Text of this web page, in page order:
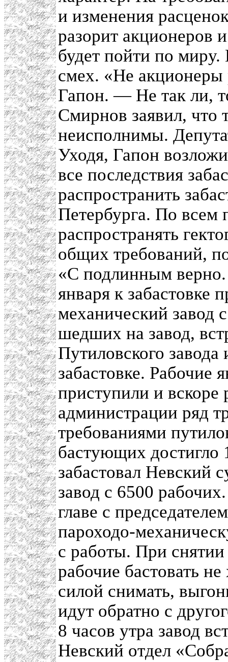
и изменения
разорит акционеров
будет пойти по
смех. «Не
Гапон. — Не так ли,
Смирнов заявил, что
неисполнимы.
Уходя, Гапон
все последствия
распространить
Петербурга. По всем
распространять
общих требований,
«С подлинным
января к забастовке
механический завод
шедших на завод,
Путиловского
забастовке. Рабочие
приступили и
администрации ряд
требованиями
бастующих достигло
забастовал Невский
завод с 6500
главе с
пароходо-
с работы. При
рабочие бастовать
силой снимать,
идут обратно с
8 часов утра завод
Невский отдел